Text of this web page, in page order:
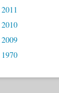
2011
2010
2009
1970